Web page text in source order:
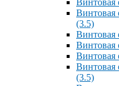
(3.5)
Винтовая
(3.5)